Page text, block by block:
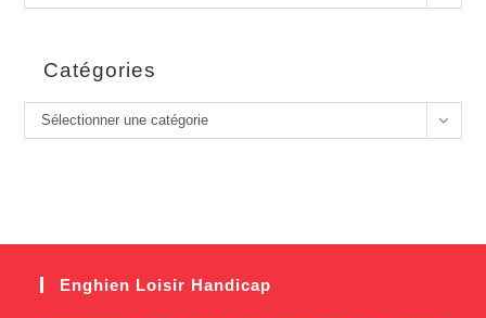
Catégories
Sélectionner une catégorie
Enghien Loisir Handicap